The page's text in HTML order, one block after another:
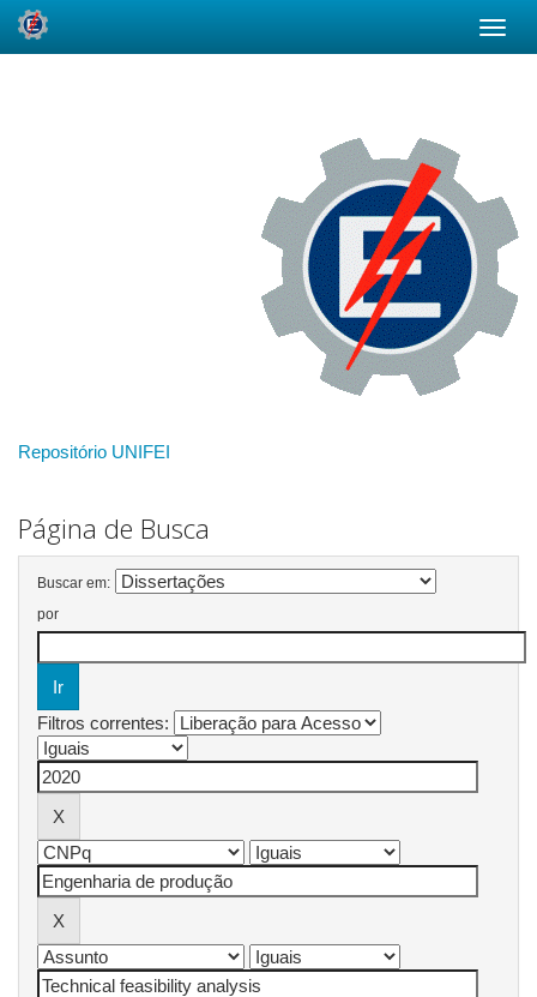
Repositório UNIFEI
Página de Busca
Buscar em:
por
Filtros correntes: